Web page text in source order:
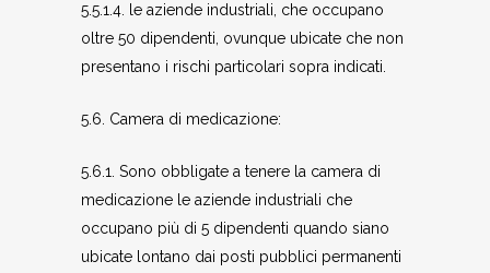
5.5.1.4. le aziende industriali, che occupano
oltre 50 dipendenti, ovunque ubicate che non
presentano i rischi particolari sopra indicati.
5.6. Camera di medicazione:
5.6.1. Sono obbligate a tenere la camera di
medicazione le aziende industriali che
occupano più di 5 dipendenti quando siano
ubicate lontano dai posti pubblici permanenti